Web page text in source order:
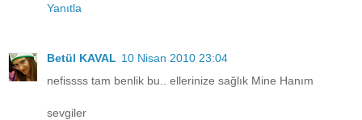
Yanıtla
Betül KAVAL 10 Nisan 2010 23:04
nefissss tam benlik bu.. ellerinize sağlık Mine Hanım
sevgiler